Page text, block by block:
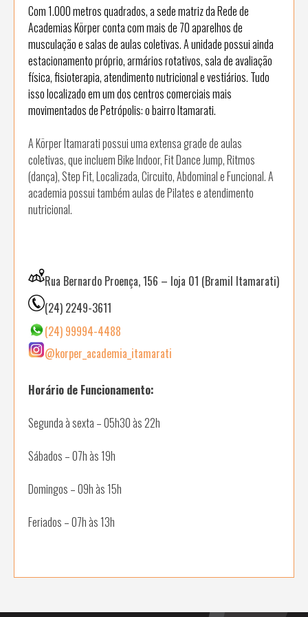
Com 1.000 metros quadrados, a sede matriz da Rede de
Academias Körper conta com mais de 70 aparelhos de
musculação e salas de aulas coletivas. A unidade possui ainda
estacionamento próprio, armários rotativos, sala de avaliação
física, fisioterapia, atendimento nutricional e vestiários. Tudo
isso localizado em um dos centros comerciais mais
movimentados de Petrópolis: o bairro Itamarati.
A Körper Itamarati possui uma extensa grade de aulas
coletivas, que incluem Bike Indoor, Fit Dance Jump, Ritmos
(dança), Step Fit, Localizada, Circuito, Abdominal e Funcional. A
academia possui também aulas de Pilates e atendimento
nutricional.
Rua Bernardo Proença, 156 – loja 01 (Bramil Itamarati)
(24) 2249-3611
(24) 99994-4488
@korper_academia_itamarati
Horário de Funcionamento:
Segunda à sexta – 05h30 às 22h
Sábados – 07h às 19h
Domingos – 09h às 15h
Feriados – 07h às 13h